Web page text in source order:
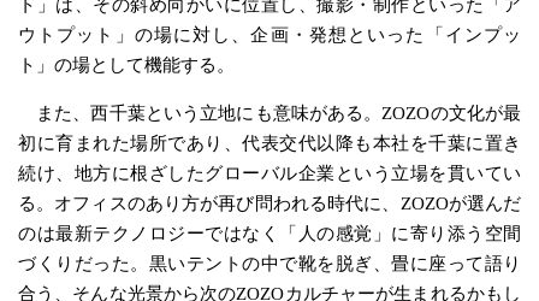
ト」は、その斜め向かいに位置し、撮影・制作といった「ア
ウトプット」の場に対し、企画・発想といった「インプッ
ト」の場として機能する。
また、西千葉という立地にも意味がある。ZOZOの文化が最
初に育まれた場所であり、代表交代以降も本社を千葉に置き
続け、地方に根ざしたグローバル企業という立場を貫いてい
る。オフィスのあり方が再び問われる時代に、ZOZOが選んだ
のは最新テクノロジーではなく「人の感覚」に寄り添う空間
づくりだった。黒いテントの中で靴を脱ぎ、畳に座って語り
合う、そんな光景から次のZOZOカルチャーが生まれるかもし